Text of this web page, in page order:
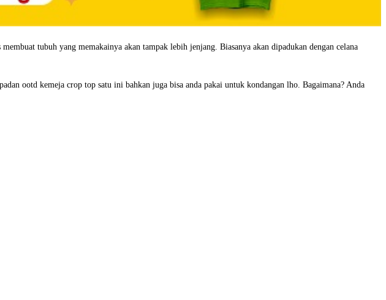
tubuh yang memakainya akan tampak lebih jenjang. Biasanya akan dipadukan dengan celana
ootd kemeja crop top satu ini bahkan juga bisa anda pakai untuk kondangan lho. Bagaimana? Anda